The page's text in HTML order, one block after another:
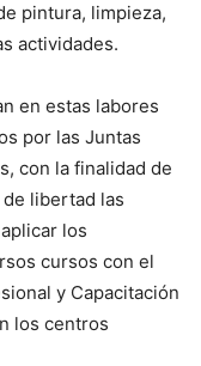
pintura, limpieza,
actividades.
en estas labores
por las Juntas
con la finalidad de
libertad las
los
cursos con el
y Capacitación
los centros